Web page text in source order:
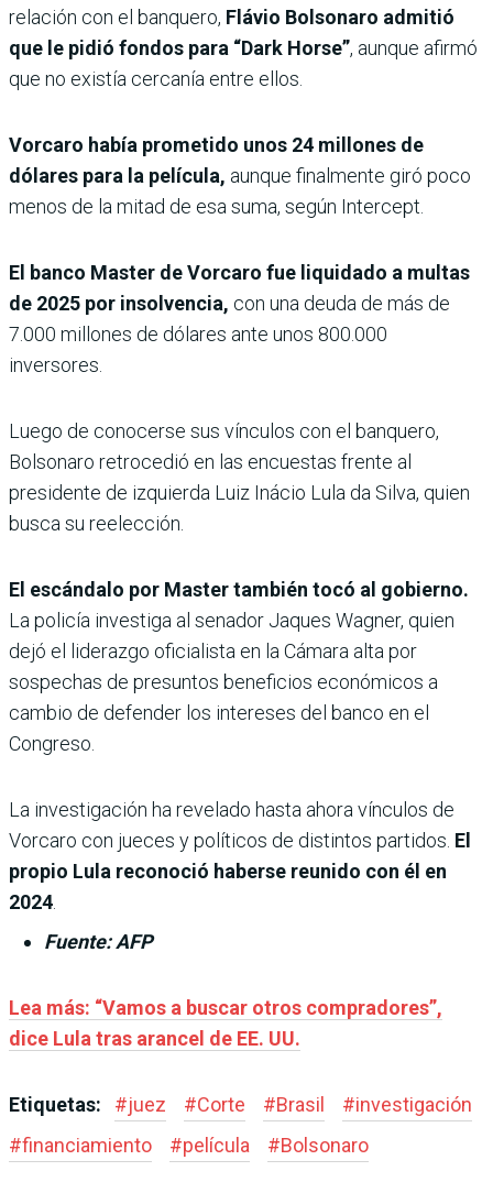
relación con el banquero, Flávio Bolsonaro admitió
que le pidió fondos para “Dark Horse”, aunque afirmó
que no existía cercanía entre ellos.
Vorcaro había prometido unos 24 millones de
dólares para la película, aunque finalmente giró poco
menos de la mitad de esa suma, según Intercept.
El banco Master de Vorcaro fue liquidado a multas
de 2025 por insolvencia, con una deuda de más de
7.000 millones de dólares ante unos 800.000
inversores.
Luego de conocerse sus vínculos con el banquero,
Bolsonaro retrocedió en las encuestas frente al
presidente de izquierda Luiz Inácio Lula da Silva, quien
busca su reelección.
El escándalo por Master también tocó al gobierno.
La policía investiga al senador Jaques Wagner, quien
dejó el liderazgo oficialista en la Cámara alta por
sospechas de presuntos beneficios económicos a
cambio de defender los intereses del banco en el
Congreso.
La investigación ha revelado hasta ahora vínculos de
Vorcaro con jueces y políticos de distintos partidos. El
propio Lula reconoció haberse reunido con él en
2024
Fuente: AFP
Lea más: “Vamos a buscar otros compradores”,
dice Lula tras arancel de EE. UU.
Etiquetas: #juez #Corte #Brasil #investigación
#financiamiento #película #Bolsonaro